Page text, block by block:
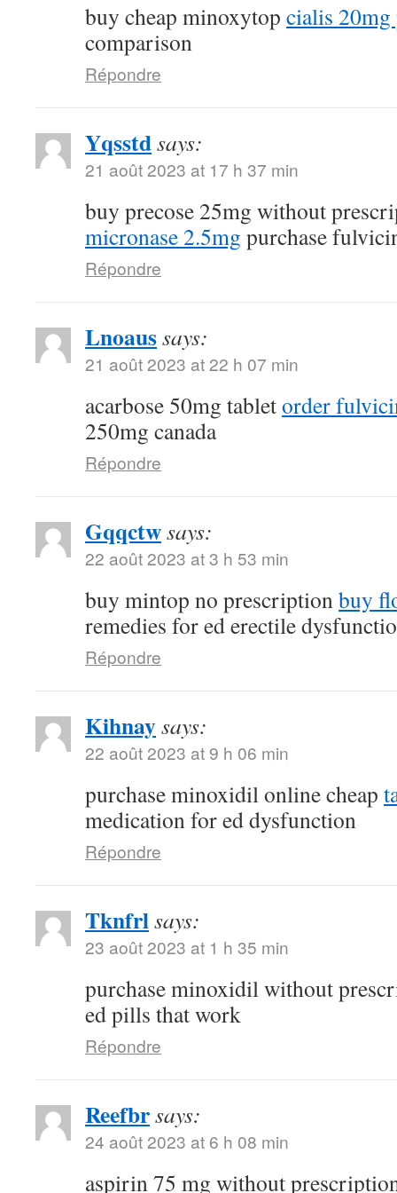
buy cheap minoxytop cialis
comparison
Répondre
Yqsstdsays:
21 août 2023 at 17 h 37 min
buy precose 25mg without
micronase 2.5mg purchase
Répondre
Lnoaussays:
21 août 2023 at 22 h 07 min
acarbose 50mg tabletorder
250mg canada
Répondre
Gqqctwsays:
22 août 2023 at 3 h 53 min
buy mintop no prescriptionbuy
remedies for ed erectile
Répondre
Kihnaysays:
22 août 2023 at 9 h 06 min
purchase minoxidil online cheap
medication for ed dysfunction
Répondre
Tknfrlsays:
23 août 2023 at 1 h 35 min
purchase minoxidil without
ed pills that work
Répondre
Reefbrsays:
24 août 2023 at 6 h 08 min
aspirin 75 mg without